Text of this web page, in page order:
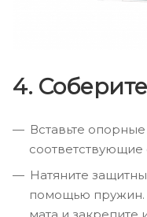
4.
Вставьте
соответствующие
Натяните
помощью пружин.